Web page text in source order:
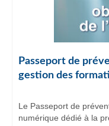
Passeport de
gestion des
Le Passeport de
numérique dédié à la